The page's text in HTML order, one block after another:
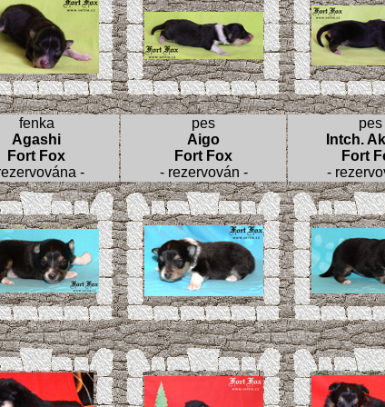
fenka
Agashi
Fort Fox
-
pes
Aigo
Fort Fox
- rezervován -
pes
Intch.
Fort
-